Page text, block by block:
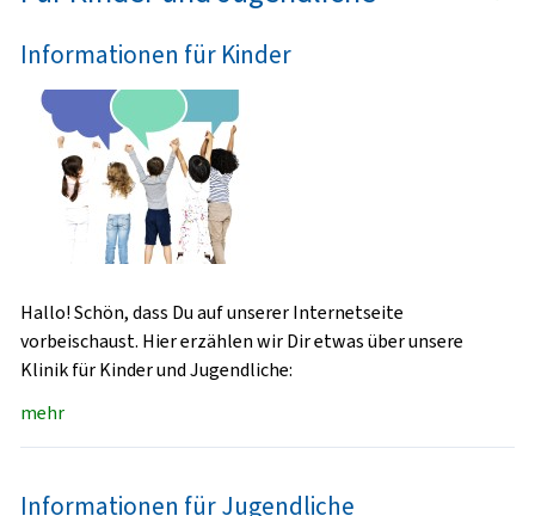
Informationen für Kinder
Hallo! Schön, dass Du auf unserer Internetseite
vorbeischaust. Hier erzählen wir Dir etwas über unsere
Klinik für Kinder und Jugendliche:
mehr
Informationen für Jugendliche